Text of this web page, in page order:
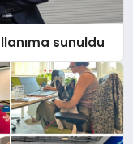
sunuldu